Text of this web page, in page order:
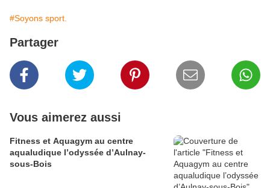
#Soyons sport.
Partager
Vous aimerez aussi
Fitness et Aquagym au centre
aqualudique l’odyssée d’Aulnay-
sous-Bois